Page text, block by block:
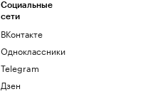
Социальные
сети
ВКонтакте
Одноклассники
Telegram
Дзен